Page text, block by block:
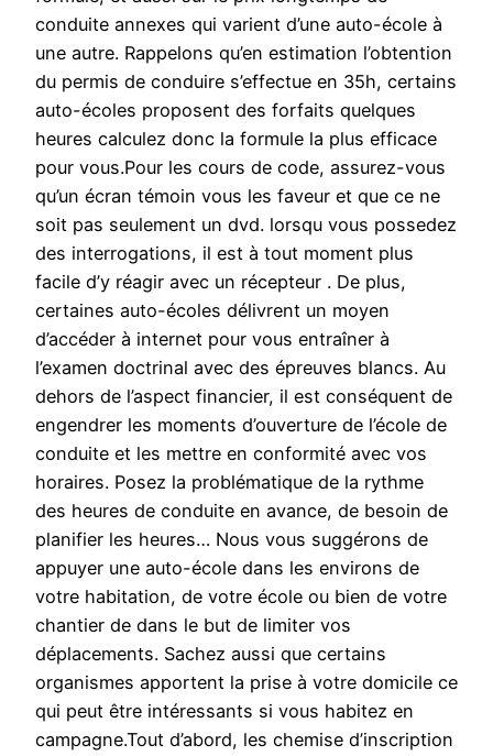
conduite annexes qui varient d’une auto-école à
une autre. Rappelons qu’en estimation l’obtention
du permis de conduire s’effectue en 35h, certains
auto-écoles proposent des forfaits quelques
heures calculez donc la formule la plus efficace
pour vous.Pour les cours de code, assurez-vous
qu’un écran témoin vous les faveur et que ce ne
soit pas seulement un dvd. lorsqu vous possedez
des interrogations, il est à tout moment plus
facile d’y réagir avec un récepteur . De plus,
certaines auto-écoles délivrent un moyen
d’accéder à internet pour vous entraîner à
l’examen doctrinal avec des épreuves blancs. Au
dehors de l’aspect financier, il est conséquent de
engendrer les moments d’ouverture de l’école de
conduite et les mettre en conformité avec vos
horaires. Posez la problématique de la rythme
des heures de conduite en avance, de besoin de
planifier les heures… Nous vous suggérons de
appuyer une auto-école dans les environs de
votre habitation, de votre école ou bien de votre
chantier de dans le but de limiter vos
déplacements. Sachez aussi que certains
organismes apportent la prise à votre domicile ce
qui peut être intéressants si vous habitez en
campagne.Tout d’abord, les chemise d’inscription